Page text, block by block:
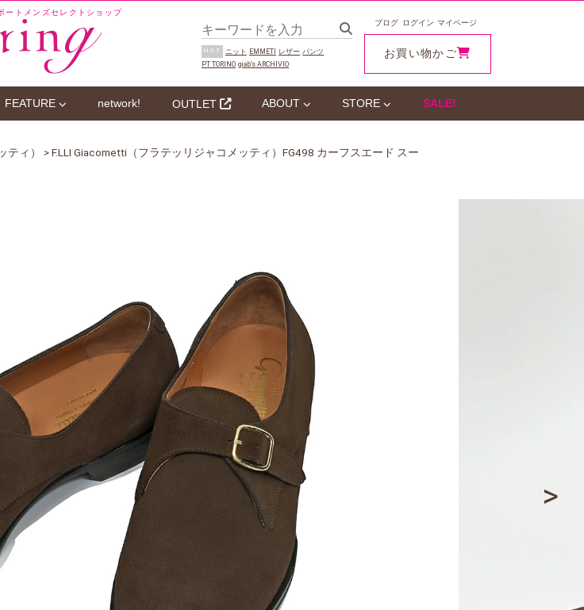
ートメンズセレクトショップ
HOT ニット EMMETI レザー パンツ
PT TORINO giab‘s ARCHIVIO
ブログ ログイン マイページ
お買い物かご
FEATURE network! OUTLET ABOUT STORE SALE!
ティ）
> F.LLI Giacometti（フラテッリジャコメッティ）FG498 カーフスエード スー